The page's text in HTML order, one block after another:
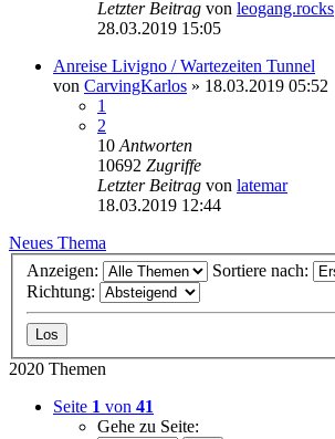
Letzter Beitrag von leogang.rocks
28.03.2019 15:05
Anreise Livigno / Wartezeiten Tunnel
von CarvingKarlos » 18.03.2019 05:52
1
2
10 Antworten
10692 Zugriffe
Letzter Beitrag von latemar
18.03.2019 12:44
Neues Thema
Anzeigen:
Sortiere nach:
Richtung:
2020 Themen
Seite 1 von 41
Gehe zu Seite: